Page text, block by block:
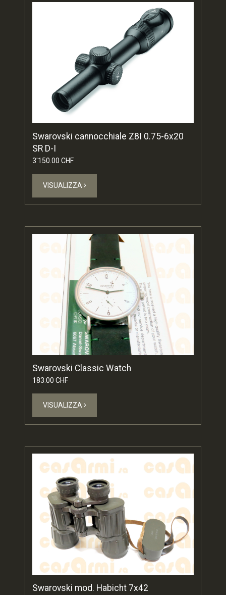
Swarovski cannocchiale Z8I 0.75-6x20
SR D-I
3'150.00 CHF
VISUALIZZA
Swarovski Classic Watch
183.00 CHF
VISUALIZZA
Swarovski mod. Habicht 7x42